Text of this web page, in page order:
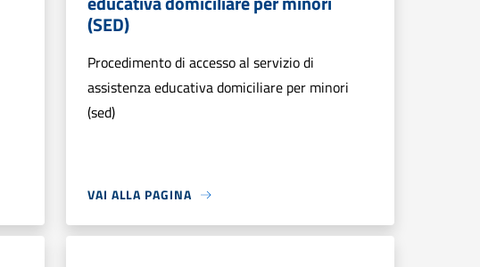
(SED)
Procedimento di accesso al servizio di
assistenza educativa domiciliare per minori
(sed)
VAI ALLA PAGINA